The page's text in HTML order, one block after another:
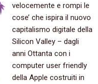
velocemente e rompi le
cose’ che ispira il nuovo
capitalismo digitale della
Silicon Valley – dagli
anni Ottanta con i
computer user friendly
della Apple costruiti in